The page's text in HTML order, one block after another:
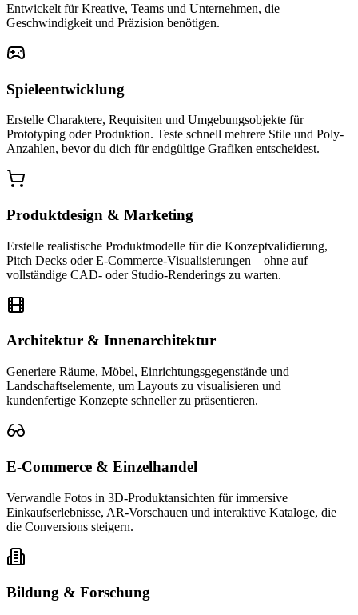
Entwickelt für Kreative, Teams und Unternehmen, die
Geschwindigkeit und Präzision benötigen.
Spieleentwicklung
Erstelle Charaktere, Requisiten und Umgebungsobjekte für
Prototyping oder Produktion. Teste schnell mehrere Stile und Poly-
Anzahlen, bevor du dich für endgültige Grafiken entscheidest.
Produktdesign & Marketing
Erstelle realistische Produktmodelle für die Konzeptvalidierung,
Pitch Decks oder E-Commerce-Visualisierungen – ohne auf
vollständige CAD- oder Studio-Renderings zu warten.
Architektur & Innenarchitektur
Generiere Räume, Möbel, Einrichtungsgegenstände und
Landschaftselemente, um Layouts zu visualisieren und
kundenfertige Konzepte schneller zu präsentieren.
E-Commerce & Einzelhandel
Verwandle Fotos in 3D-Produktansichten für immersive
Einkaufserlebnisse, AR-Vorschauen und interaktive Kataloge, die
die Conversions steigern.
Bildung & Forschung